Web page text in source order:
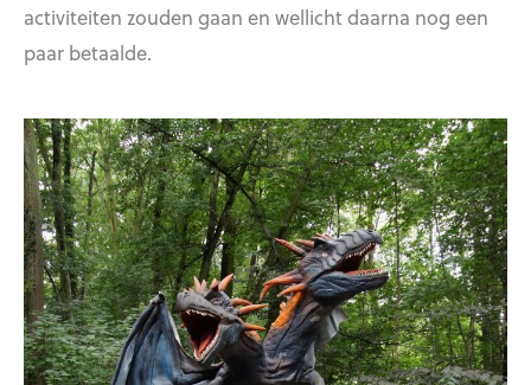
activiteiten zouden gaan en wellicht daarna nog een
paar betaalde.